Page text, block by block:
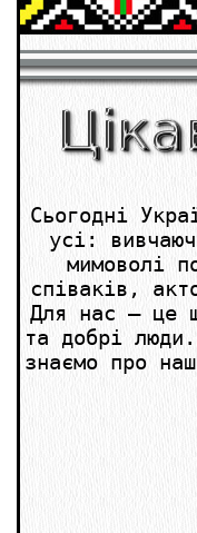
Сьогодні
усі:
мимоволі
співаків,
Для нас – це
та добрі
знаємо про